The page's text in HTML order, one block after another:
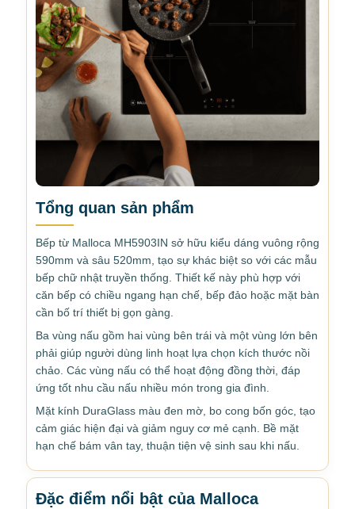
Tổng quan sản phẩm
Bếp từ Malloca MH5903IN sở hữu kiểu dáng vuông rộng
590mm và sâu 520mm, tạo sự khác biệt so với các mẫu
bếp chữ nhật truyền thống. Thiết kế này phù hợp với
căn bếp có chiều ngang hạn chế, bếp đảo hoặc mặt bàn
cần bố trí thiết bị gọn gàng.
Ba vùng nấu gồm hai vùng bên trái và một vùng lớn bên
phải giúp người dùng linh hoạt lựa chọn kích thước nồi
chảo. Các vùng nấu có thể hoạt động đồng thời, đáp
ứng tốt nhu cầu nấu nhiều món trong gia đình.
Mặt kính DuraGlass màu đen mờ, bo cong bốn góc, tạo
cảm giác hiện đại và giảm nguy cơ mẻ cạnh. Bề mặt
hạn chế bám vân tay, thuận tiện vệ sinh sau khi nấu.
Đặc điểm nổi bật của Malloca